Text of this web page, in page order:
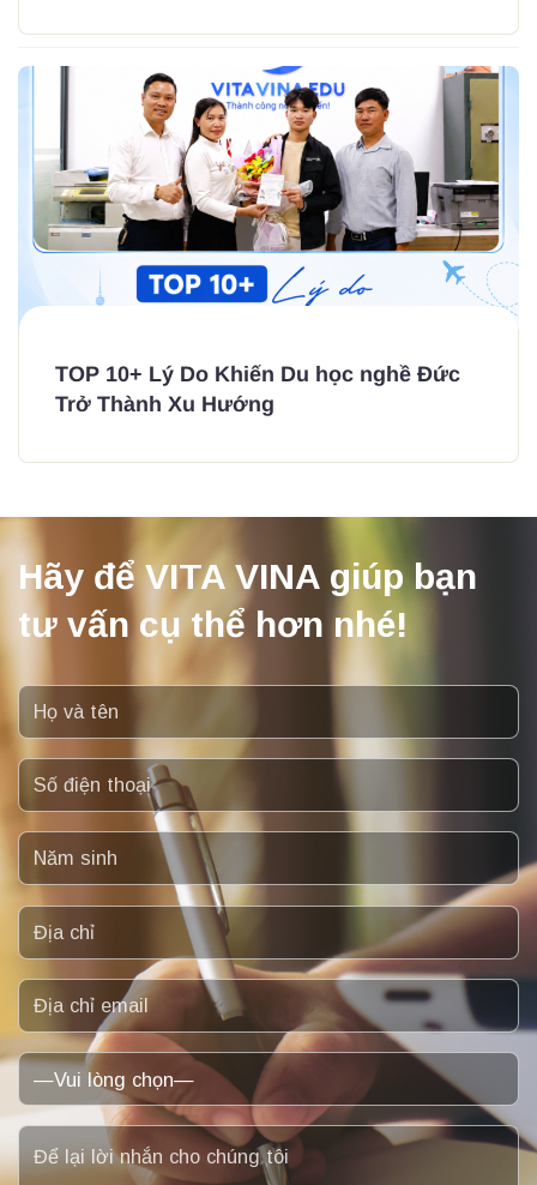
TOP 10+ Lý Do Khiến Du học nghề Đức
Trở Thành Xu Hướng
Hãy để VITA VINA giúp bạn
tư vấn cụ thể hơn nhé!